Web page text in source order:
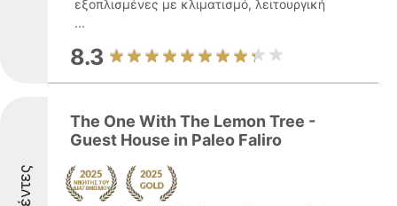
εξοπλισμένες με κλιματισμό, λειτουργική
...
8.3
The One With The Lemon Tree -
Guest House in Paleo Faliro